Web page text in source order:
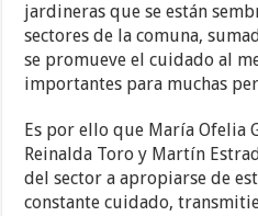
jardineras que se están
sectores de la comuna,
se promueve el cuidado al
importantes para muchas
Es por ello que María Ofelia
Reinalda Toro y Martín
del sector a apropiarse de
constante cuidado,